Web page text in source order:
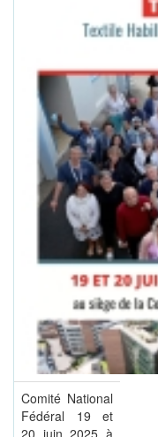
Comité National
Fédéral 19 et